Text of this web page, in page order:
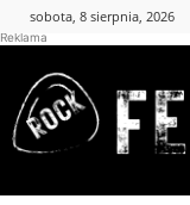
sobota, 8 sierpnia, 2026
Reklama